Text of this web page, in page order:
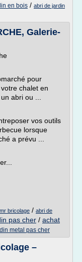
en bois / abri de jardin
Galerie-
pour
chalet en
abri ou ...
vos outils
lorsque
a prévu ...
bricolage / abri de
pas cher / achat
metal pas cher
–